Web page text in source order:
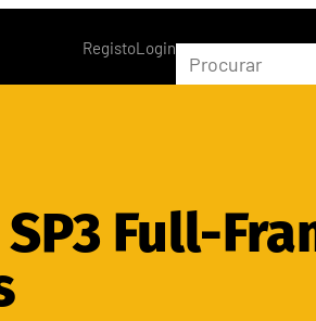
RegistoLogin
Full-